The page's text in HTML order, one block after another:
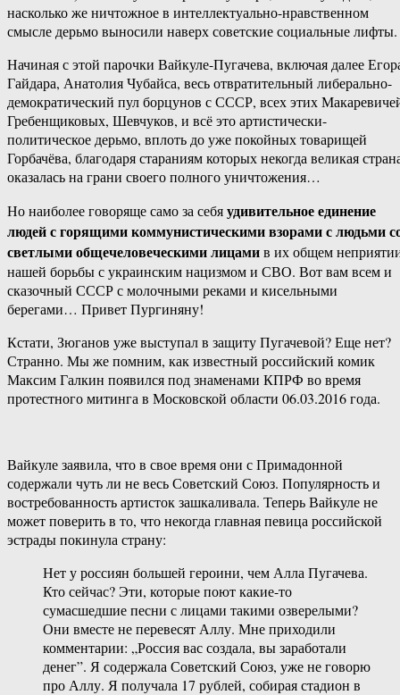
насколько же ничтожное в интеллектуально-нравственном
смысле дерьмо выносили наверх советские социальные лифты.
Начиная с этой парочки Вайкуле-Пугачева, включая далее
Гайдара, Анатолия Чубайса, весь отвратительный либерально-
демократический пул борцунов с СССР, всех этих
Гребенщиковых, Шевчуков, и всё это артистически-
политическое дерьмо, вплоть до уже покойных товарищей
Горбачёва, благодаря стараниям которых некогда великая
оказалась на грани своего полного уничтожения…
Но наиболее говоряще само за себяудивительное единение
людей с горящими коммунистическими взорами с людьми
светлыми общечеловеческими лицамив их общем
нашей борьбы с украинским нацизмом и СВО. Вот вам всем и
сказочный СССР с молочными реками и кисельными
берегами… Привет Пургиняну!
Кстати, Зюганов уже выступал в защиту Пугачевой? Еще нет?
Странно. Мы же помним, как известный российский комик
Максим Галкин появился под знаменами КПРФ во время
протестного митинга в Московской области 06.03.2016 года.
Вайкуле заявила, что в свое время они с Примадонной
содержали чуть ли не весь Советский Союз. Популярность и
востребованность артисток зашкаливала. Теперь Вайкуле не
может поверить в то, что некогда главная певица российской
эстрады покинула страну:
Нет у россиян большей героини, чем Алла Пугачева.
Кто сейчас? Эти, которые поют какие-то
сумасшедшие песни с лицами такими озверелыми?
Они вместе не перевесят Аллу. Мне приходили
комментарии: „Россия вас создала, вы заработали
денег”. Я содержала Советский Союз, уже не говорю
про Аллу. Я получала 17 рублей, собирая стадион в